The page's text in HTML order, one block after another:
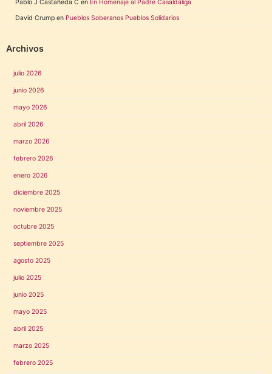
Pablo J Castañeda C en En Homenaje al Padre Casaldáliga
David Crump en Pueblos Soberanos Pueblos Solidarios
Archivos
julio 2026
junio 2026
mayo 2026
abril 2026
marzo 2026
febrero 2026
enero 2026
diciembre 2025
noviembre 2025
octubre 2025
septiembre 2025
agosto 2025
julio 2025
junio 2025
mayo 2025
abril 2025
marzo 2025
febrero 2025